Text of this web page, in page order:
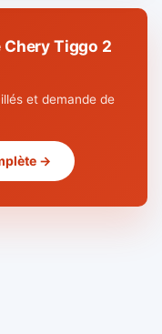
Tiggo 2
et demande de
→